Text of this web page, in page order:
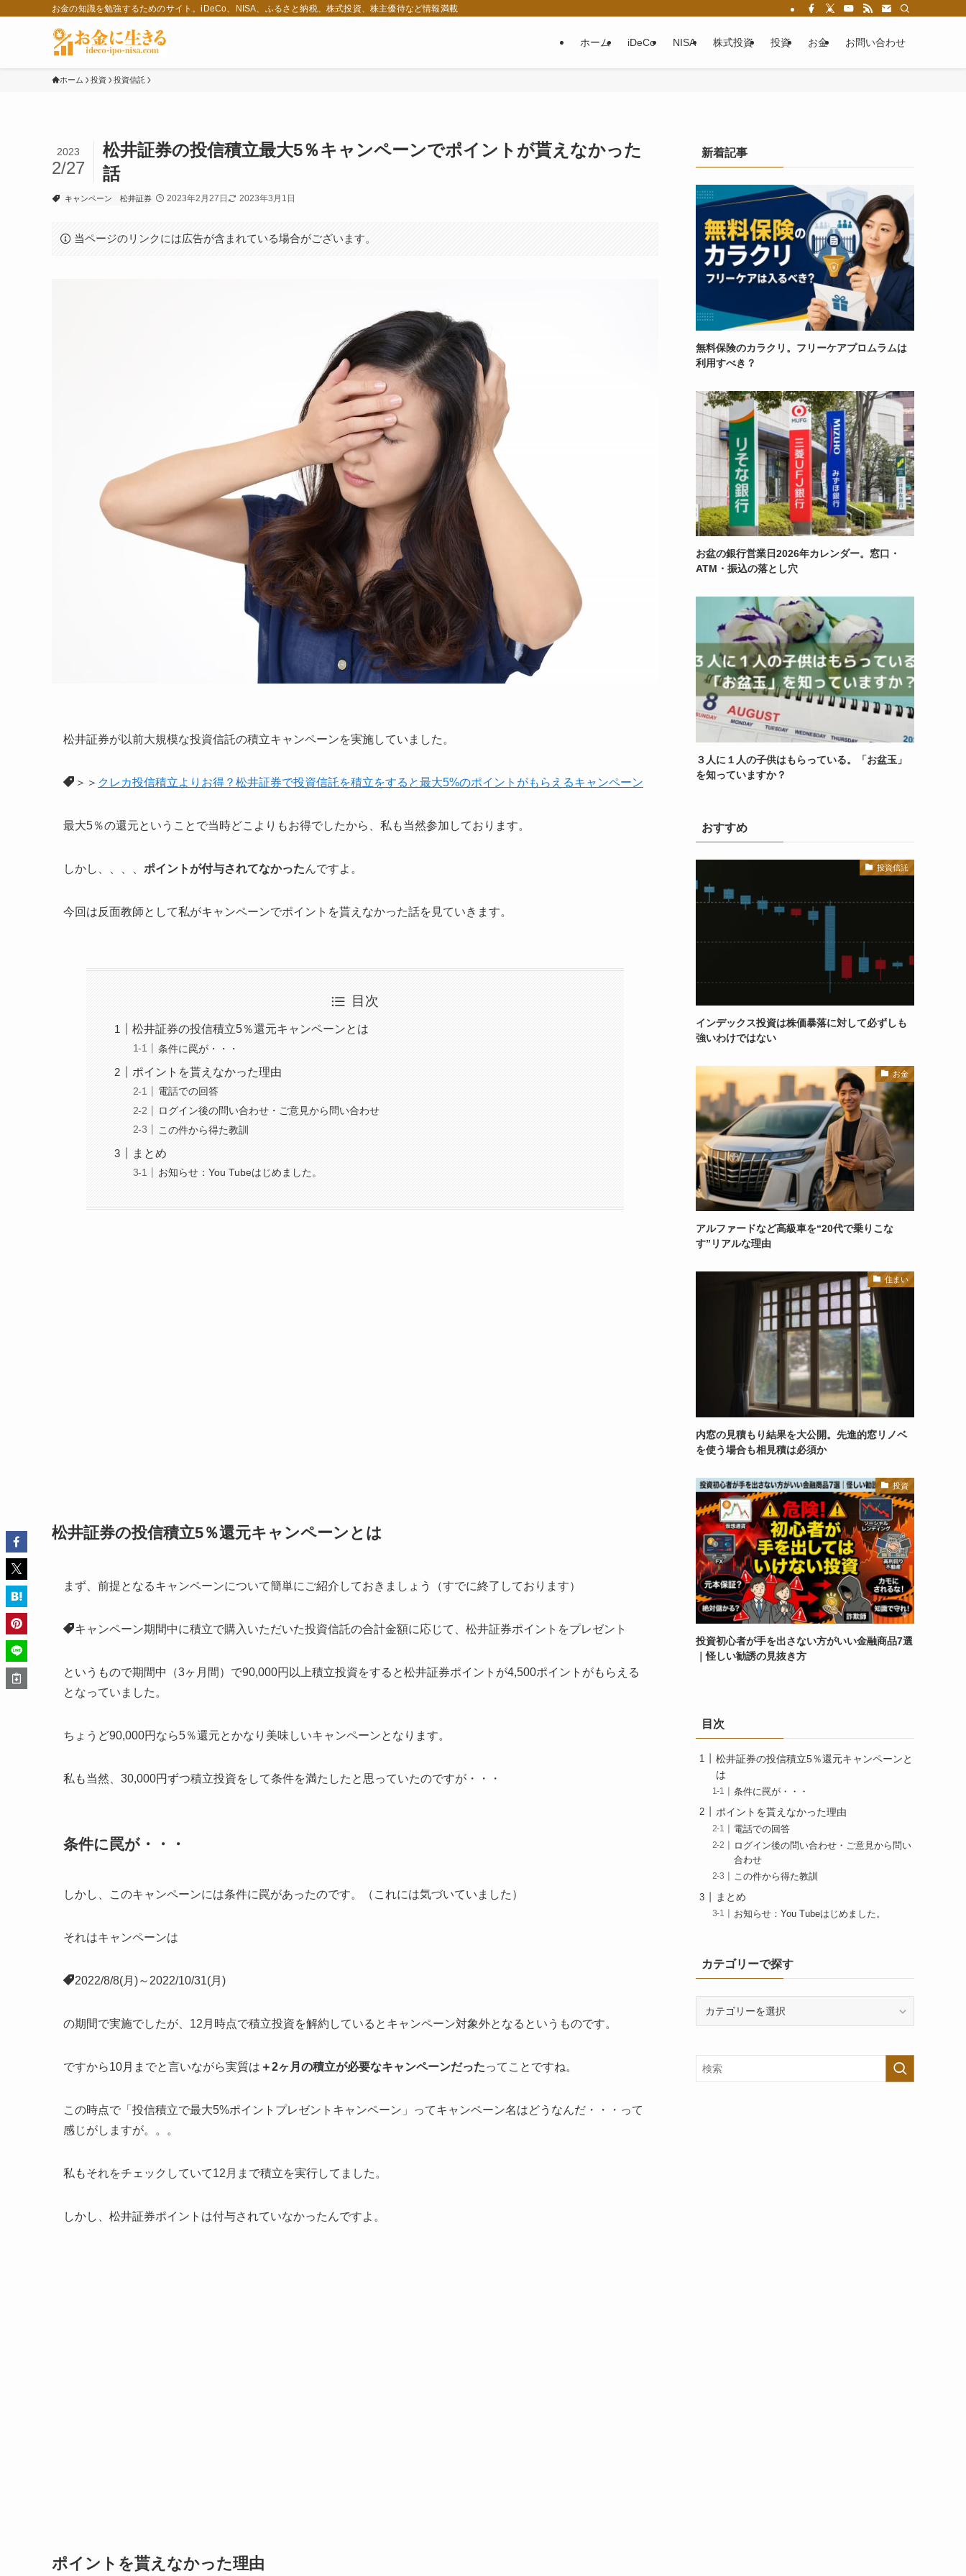
お金の知識を勉強するためのサイト。iDeCo、NISA、ふるさと納税、株式投資、株主優待など情報満載
ホーム iDeCo NISA 株式投資 投資 お金 お問い合わせ
ホーム 投資 投資信託
松井証券の投信積立最大5％キャンペーンでポイントが貰えなかった
話
2023
2/27
キャンペーン 松井証券 2023年2月27日 2023年3月1日
当ページのリンクには広告が含まれている場合がございます。
松井証券が以前大規模な投資信託の積立キャンペーンを実施していました。
＞＞ クレカ投信積立よりお得？松井証券で投資信託を積立をすると最大5%のポイントがもらえるキャンペーン
最大5％の還元ということで当時どこよりもお得でしたから、私も当然参加しております。
しかし、、、、 ポイントが付与されてなかったんですよ。
今回は反面教師として私がキャンペーンでポイントを貰えなかった話を見ていきます。
目次
松井証券の投信積立5％還元キャンペーンとは
条件に罠が・・・
ポイントを貰えなかった理由
電話での回答
ログイン後の問い合わせ・ご意見から問い合わせ
この件から得た教訓
まとめ
お知らせ：You Tubeはじめました。
松井証券の投信積立5％還元キャンペーンとは
まず、前提となるキャンペーンについて簡単にご紹介しておきましょう（すでに終了しております）
キャンペーン期間中に積立で購入いただいた投資信託の合計金額に応じて、松井証券ポイントをプレゼント
というもので期間中（3ヶ月間）で90,000円以上積立投資をすると松井証券ポイントが4,500ポイントがもらえる
となっていました。
ちょうど90,000円なら5％還元とかなり美味しいキャンペーンとなります。
私も当然、30,000円ずつ積立投資をして条件を満たしたと思っていたのですが・・・
条件に罠が・・・
しかし、このキャンペーンには条件に罠があったのです。（これには気づいていました）
それはキャンペーンは
2022/8/8(月)～2022/10/31(月)
の期間で実施でしたが、12月時点で積立投資を解約しているとキャンペーン対象外となるというものです。
ですから10月までと言いながら実質は ＋2ヶ月の積立が必要なキャンペーンだったってことですね。
この時点で「投信積立で最大5%ポイントプレゼントキャンペーン」ってキャンペーン名はどうなんだ・・・って
感じがしますが。。。
私もそれをチェックしていて12月まで積立を実行してました。
しかし、松井証券ポイントは付与されていなかったんですよ。
ポイントを貰えなかった理由
新着記事
無料保険のカラクリ。フリーケアプロムラムは
利用すべき？
お盆の銀行営業日2026年カレンダー。窓口・
ATM・振込の落とし穴
３人に１人の子供はもらっている。「お盆玉」
を知っていますか？
おすすめ
投資信託
インデックス投資は株価暴落に対して必ずしも
強いわけではない
お金
アルファードなど高級車を“20代で乗りこな
す”リアルな理由
住まい
内窓の見積もり結果を大公開。先進的窓リノベ
を使う場合も相見積は必須か
投資
投資初心者が手を出さない方がいい金融商品7選
｜怪しい勧誘の見抜き方
目次
松井証券の投信積立5％還元キャンペーンと
は
条件に罠が・・・
ポイントを貰えなかった理由
電話での回答
ログイン後の問い合わせ・ご意見から問い
合わせ
この件から得た教訓
まとめ
お知らせ：You Tubeはじめました。
カテゴリーで探す
ー
で